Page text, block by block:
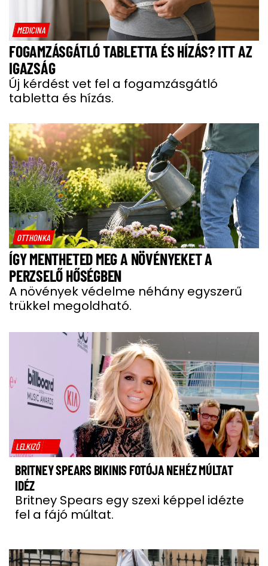
MEDICINA
FOGAMZÁSGÁTLÓ TABLETTA ÉS HÍZÁS? ITT AZ
IGAZSÁG
Új kérdést vet fel a fogamzásgátló
tabletta és hízás.
OTTHONKA
ÍGY MENTHETED MEG A NÖVÉNYEKET A
PERZSELŐ HŐSÉGBEN
A növények védelme néhány egyszerű
trükkel megoldható.
LELKIZŐ
BRITNEY SPEARS BIKINIS FOTÓJA NEHÉZ MÚLTAT
IDÉZ
Britney Spears egy szexi képpel idézte
fel a fájó múltat.